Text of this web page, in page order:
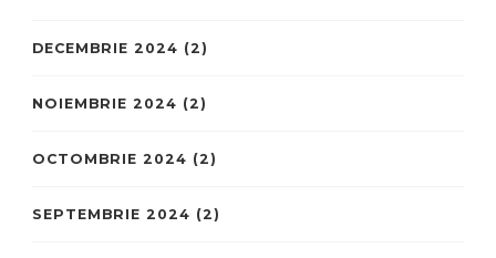
DECEMBRIE 2024 (2)
NOIEMBRIE 2024 (2)
OCTOMBRIE 2024 (2)
SEPTEMBRIE 2024 (2)